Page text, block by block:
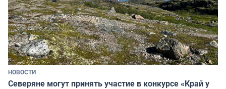
НОВОСТИ
Северяне могут принять участие в конкурсе «Край у